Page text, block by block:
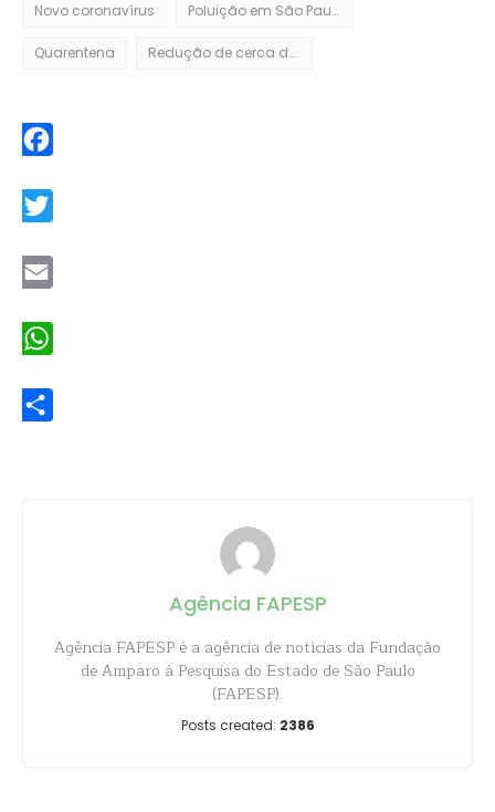
Novo coronavírus Poluição em São Paulo
Quarentena Redução de cerca de 50%
Agência FAPESP
Agência FAPESP é a agência de notícias da Fundação
de Amparo à Pesquisa do Estado de São Paulo
(FAPESP).
Posts created: 2386